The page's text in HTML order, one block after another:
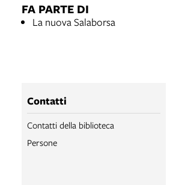
FA PARTE DI
La nuova Salaborsa
Contatti
Contatti della biblioteca
Persone